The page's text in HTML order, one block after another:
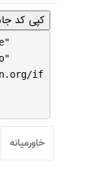
کپی کد
if
خاورمیانه